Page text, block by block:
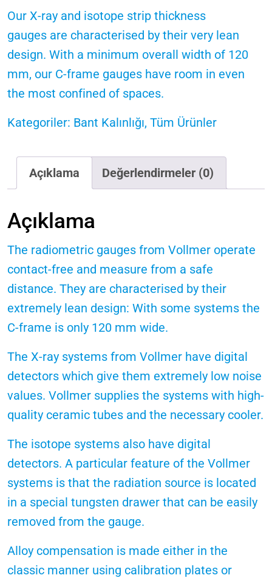
Our X-ray and isotope strip thickness
gauges are characterised by their very lean
design. With a minimum overall width of 120
mm, our C-frame gauges have room in even
the most confined of spaces.
Kategoriler: Bant Kalınlığı, Tüm Ürünler
Açıklama Değerlendirmeler (0)
Açıklama
The radiometric gauges from Vollmer operate
contact-free and measure from a safe
distance. They are characterised by their
extremely lean design: With some systems the
C-frame is only 120 mm wide.
The X-ray systems from Vollmer have digital
detectors which give them extremely low noise
values. Vollmer supplies the systems with high-
quality ceramic tubes and the necessary cooler.
The isotope systems also have digital
detectors. A particular feature of the Vollmer
systems is that the radiation source is located
in a special tungsten drawer that can be easily
removed from the gauge.
Alloy compensation is made either in the
classic manner using calibration plates or